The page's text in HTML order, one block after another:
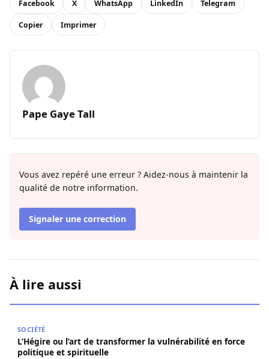
Facebook X WhatsApp LinkedIn Telegram
Copier Imprimer
Pape Gaye Tall
Vous avez repéré une erreur ? Aidez-nous à maintenir la
qualité de notre information.
Signaler une correction
À lire aussi
SOCIÉTÉ
L’Hégire ou l’art de transformer la vulnérabilité en force
politique et spirituelle